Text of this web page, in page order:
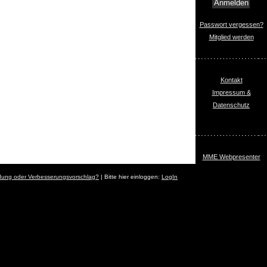
Passwort vergessen?
Mitglied werden
Kontakt
Impressum &
Datenschutz
MME Webpresenter
oder Verbesserungsvorschlag? | Bitte hier einloggen: LogIn